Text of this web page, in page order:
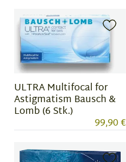
ULTRA Multifocal for
Astigmatism Bausch &
Lomb (6 Stk.)
99,90 €